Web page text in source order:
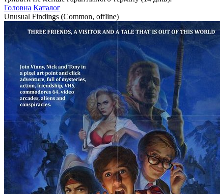
Головна Каталог
Unusual Findings (Common, offline)